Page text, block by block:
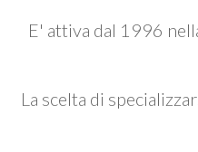
E' attiva dal 1996
La scelta di